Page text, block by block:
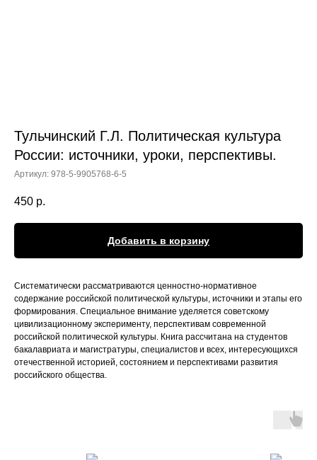
Тульчинский Г.Л. Политическая культура
России: источники, уроки, перспективы.
Артикул: 978-5-9905768-6-5
450 р.
Добавить в корзину
Систематически рассматриваются ценностно-нормативное
содержание российской политической культуры, источники и этапы его
формирования. Специальное внимание уделяется советскому
цивилизационному эксперименту, перспективам современной
российской политической культуры. Книга рассчитана на студентов
бакалавриата и магистратуры, специалистов и всех, интересующихся
отечественной историей, состоянием и перспективами развития
российского общества.